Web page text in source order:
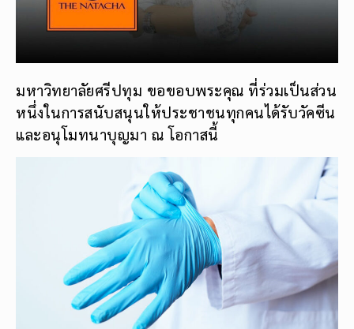
มหาวิทยาลัยศรีปทุม ขอขอบพระคุณ ที่ร่วมเป็นส่วน
หนึ่งในการสนับสนุนให้ประชาชนทุกคนได้รับวัคซีน
และอนุโมทนาบุญมา ณ โอกาสนี้